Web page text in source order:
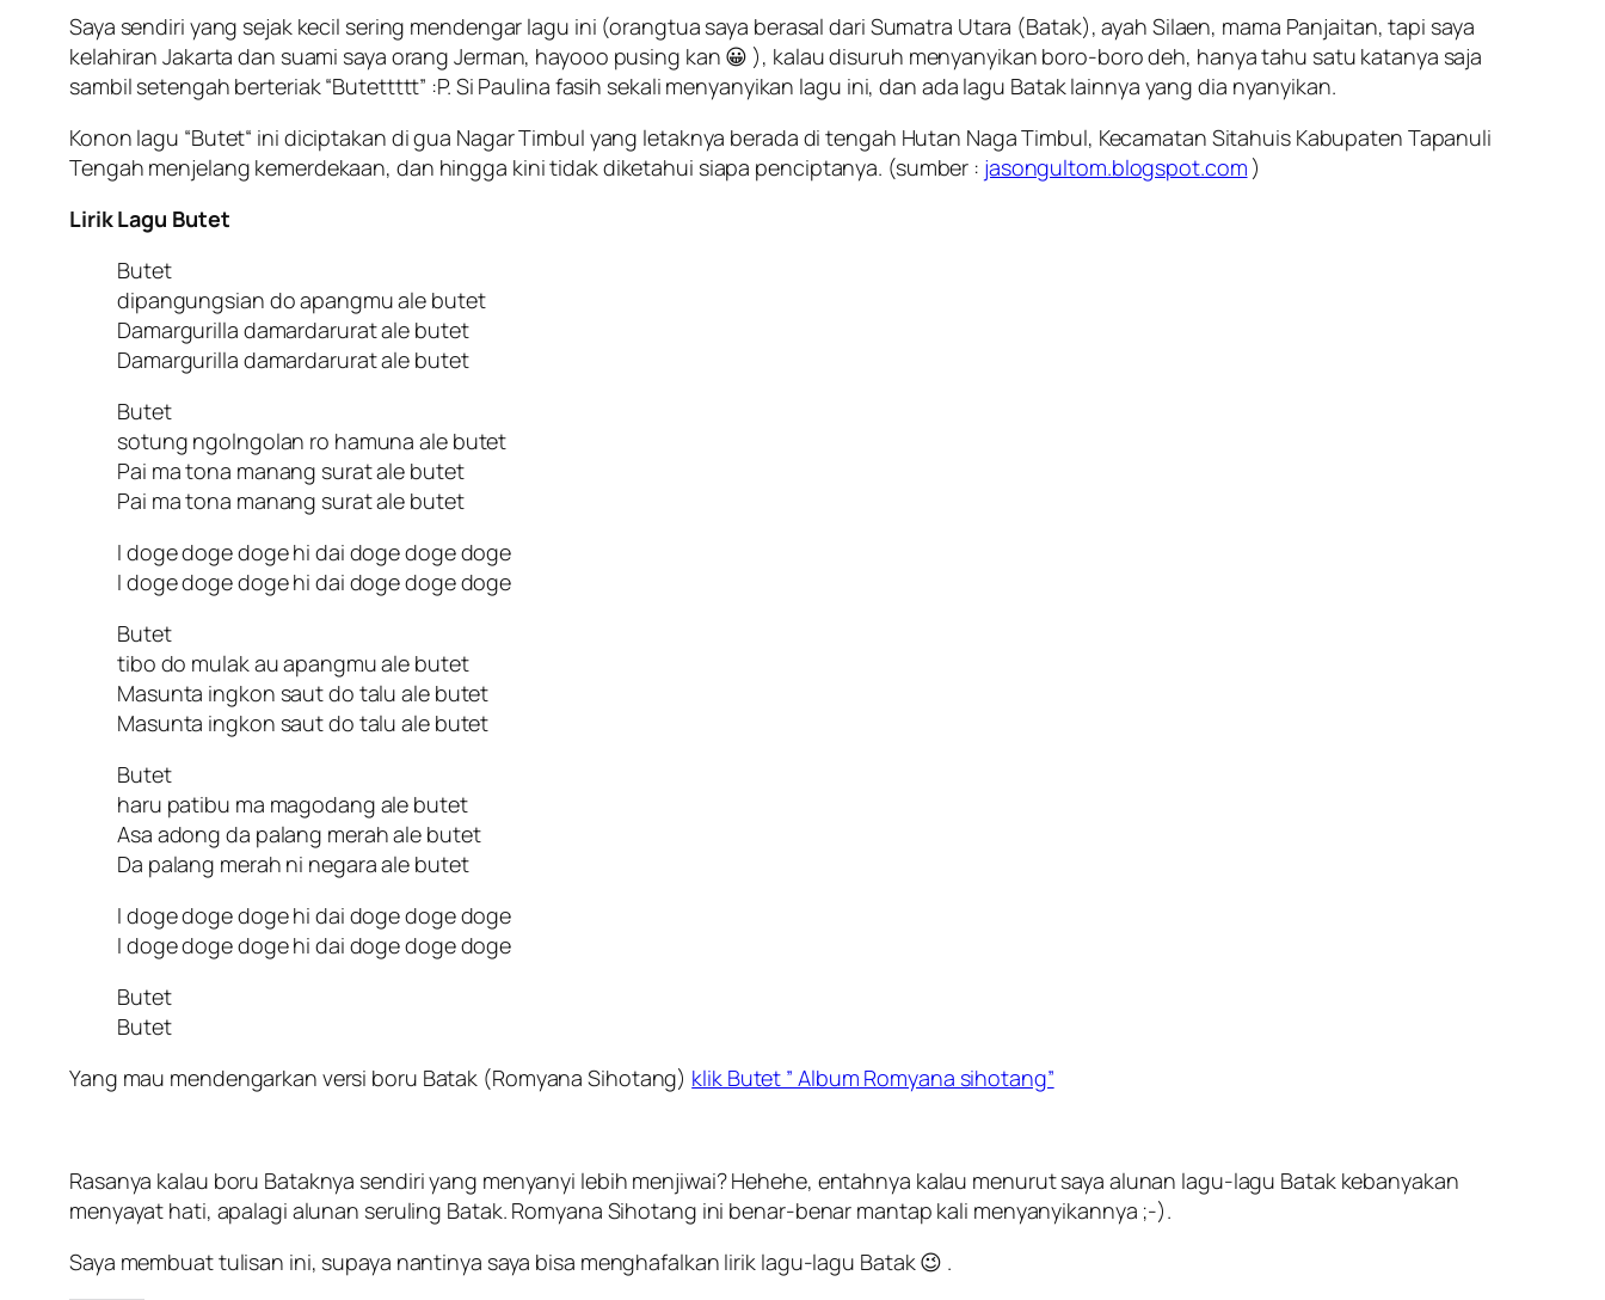
Saya sendiri yang sejak kecil sering mendengar lagu ini (orangtua saya berasal dari Sumatra Utara (Batak), ayah Silaen, mama Panjaitan, tapi saya
kelahiran Jakarta dan suami saya orang Jerman, hayooo pusing kan 😀 ), kalau disuruh menyanyikan boro-boro deh, hanya tahu satu katanya saja
sambil setengah berteriak “Butettttt” :P. Si Paulina fasih sekali menyanyikan lagu ini, dan ada lagu Batak lainnya yang dia nyanyikan.
Konon lagu “Butet“ ini diciptakan digua Nagar Timbul yang letaknya berada di tengah Hutan Naga Timbul, Kecamatan Sitahuis Kabupaten Tapanuli
Tengah menjelang kemerdekaan, dan hingga kini tidak diketahui siapa penciptanya. (sumber : jasongultom.blogspot.com )
Lirik Lagu Butet
Butet
dipangungsian do apangmu ale butet
Damargurilla damardarurat ale butet
Damargurilla damardarurat ale butet
Butet
sotung ngolngolan ro hamuna ale butet
Pai ma tona manang surat ale butet
Pai ma tona manang surat ale butet
I doge doge doge hi dai doge doge doge
I doge doge doge hi dai doge doge doge
Butet
tibo do mulak au apangmu ale butet
Masunta ingkon saut do talu ale butet
Masunta ingkon saut do talu ale butet
Butet
haru patibu ma magodang ale butet
Asa adong da palang merah ale butet
Da palang merah ni negara ale butet
I doge doge doge hi dai doge doge doge
I doge doge doge hi dai doge doge doge
Butet
Butet
Yang mau mendengarkan versi boru Batak (Romyana Sihotang) klik Butet ” Album Romyana sihotang”
Rasanya kalau boru Bataknya sendiri yang menyanyi lebih menjiwai? Hehehe, entahnya kalau menurut saya alunan lagu-lagu Batak kebanyakan
menyayat hati, apalagi alunan seruling Batak. Romyana Sihotang ini benar-benar mantap kali menyanyikannya ;-).
Saya membuat tulisan ini, supaya nantinya saya bisa menghafalkan lirik lagu-lagu Batak 😉 .